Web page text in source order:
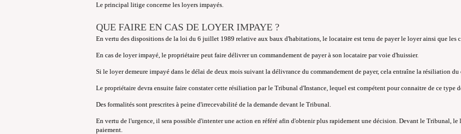
Le principal litige concerne les loyers impayés.
QUE FAIRE EN CAS DE LOYER IMPAYE ?
En vertu des dispositions de la loi du 6 juillet 1989 relative aux baux d'habitations, le locataire est tenu de payer le loyer ainsi que les
En cas de loyer impayé, le propriétaire peut faire délivrer un commandement de payer à son locataire par voie d'huissier.
Si le loyer demeure impayé dans le délai de deux mois suivant la délivrance du commandement de payer, cela entraîne la résiliation
Le propriétaire devra ensuite faire constater cette résiliation par le Tribunal d'Instance, lequel est compétent pour connaitre de ce type
Des formalités sont prescrites à peine d'irrecevabilité de la demande devant le Tribunal.
En vertu de l'urgence, il sera possible d'intenter une action en référé afin d'obtenir plus rapidement une décision. Devant le Tribunal, le
paiement.